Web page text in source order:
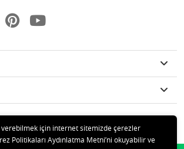
MADDELERİ SAN TİC LTD ŞTİ Tüm hakları
için internet sitemizde çerezler
Politikaları Aydınlatma Metni’ni okuyabilir ve